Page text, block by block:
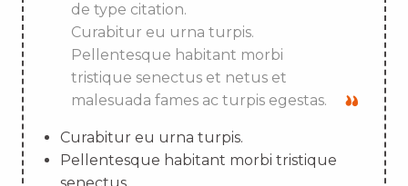
de type citation.
Curabitur eu urna turpis.
Pellentesque habitant morbi
tristique senectus et netus et
malesuada fames ac turpis egestas.
Curabitur eu urna turpis.
Pellentesque habitant morbi tristique